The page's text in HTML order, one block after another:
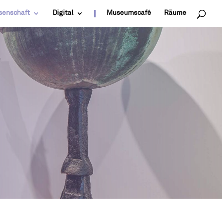
Digital Museumscafé Räume